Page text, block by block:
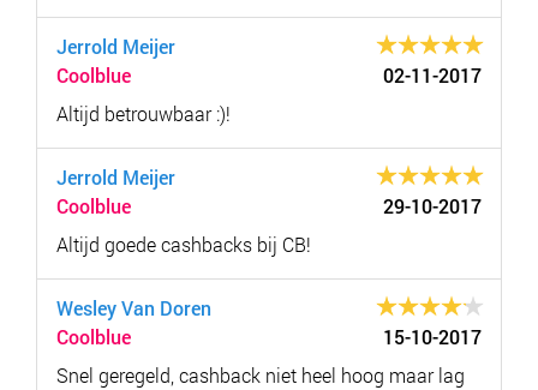
Jerrold Meijer
Coolblue
02-11-2017
Altijd betrouwbaar :)!
Jerrold Meijer
Coolblue
29-10-2017
Altijd goede cashbacks bij CB!
Wesley Van Doren
Coolblue
15-10-2017
Snel geregeld, cashback niet heel hoog maar lag